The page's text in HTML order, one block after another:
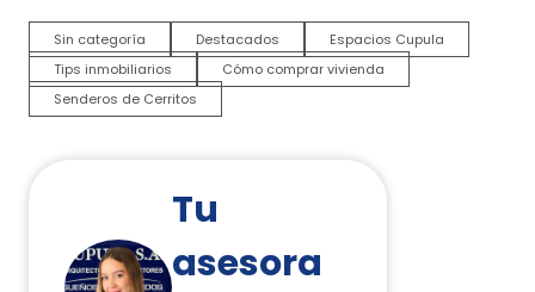
Sin categoría Destacados
Espacios Cupula
Tips inmobiliarios
Cómo comprar vivienda
Senderos de Cerritos
Tu
asesora